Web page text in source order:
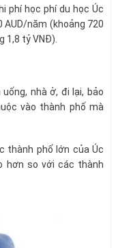
phí học phí du học Úc
năm (khoảng 720
1,8 tỷ VNĐ).
nhà ở, đi lại, bảo
vào thành phố mà
thành phố lớn của Úc
hơn so với các thành